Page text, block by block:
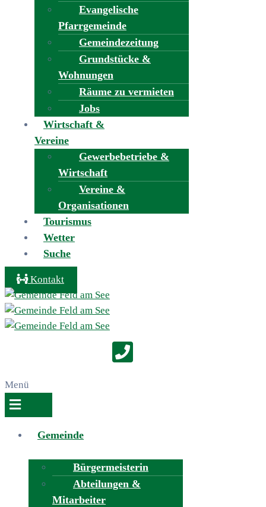
Evangelische
Pfarrgemeinde
Gemeindezeitung
Grundstücke &
Wohnungen
Räume zu vermieten
Jobs
Wirtschaft &
Vereine
Gewerbebetriebe &
Wirtschaft
Vereine &
Organisationen
Tourismus
Wetter
Suche
Kontakt
Menü
Gemeinde
Bürgermeisterin
Abteilungen &
Mitarbeiter